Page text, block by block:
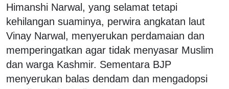
Himanshi Narwal, yang selamat tetapi
kehilangan suaminya, perwira angkatan laut
Vinay Narwal, menyerukan perdamaian dan
memperingatkan agar tidak menyasar Muslim
dan warga Kashmir. Sementara BJP
menyerukan balas dendam dan mengadopsi